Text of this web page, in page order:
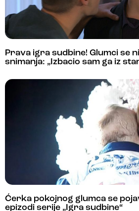
Prava igra sudbine! Glumci se
snimanja: „Izbacio sam ga iz
Ćerka pokojnog glumca se
epizodi serije „Igra sudbine“